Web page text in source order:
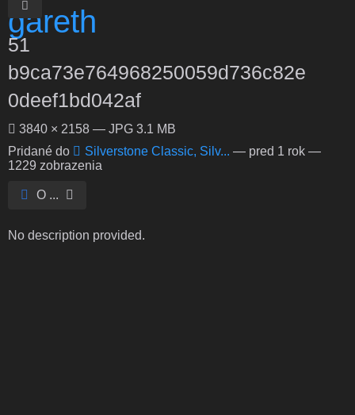
51
b9ca73e764968250059d736c82e
0deef1bd042af
3840 × 2158 — JPG 3.1 MB
Pridané do
Silverstone Classic, Silv... — pred 1 rok —
1229 zobrazenia
O ...
No description provided.